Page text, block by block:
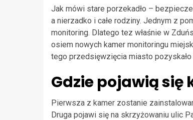
Jak mówi stare porzekadło –
a nierzadko i całe rodziny. Jednym z
monitoring. Dlatego tez właśnie w
osiem nowych kamer monitoringu
tego przedsięwzięcia miasto
Gdzie pojawią się
Pierwsza z kamer zostanie
Druga pojawi się na skrzyżowaniu ulic